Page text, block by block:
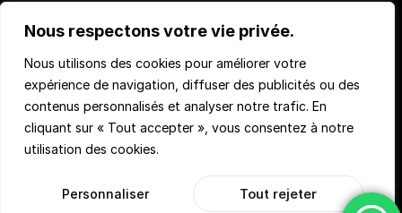
Nous respectons votre vie privée.
Nous utilisons des cookies pour améliorer votre
expérience de navigation, diffuser des publicités ou des
contenus personnalisés et analyser notre trafic. En
cliquant sur « Tout accepter », vous consentez à notre
utilisation des cookies.
Personnaliser Tout rejeter
Nos accompagnements